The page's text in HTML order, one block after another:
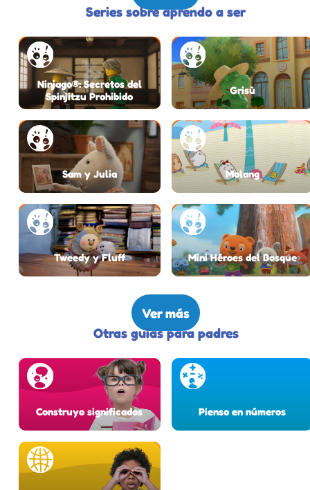
Series sobre aprendo a ser
Ninjago®: Secretos del
Spinjitzu Prohibido
Grisù
Sam y Julia Molang
Tweedy y Fluff Mini Héroes del Bosque
Ver más
Otras guías para padres
Construyo significados Pienso en números